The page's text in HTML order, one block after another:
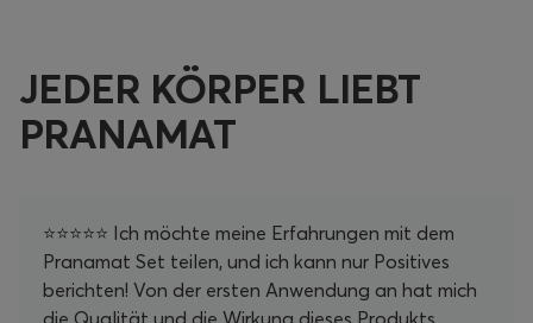
JEDER KÖRPER LIEBT
PRANAMAT
⭐⭐⭐⭐⭐ Ich möchte meine Erfahrungen mit dem
Pranamat Set teilen, und ich kann nur Positives
berichten! Von der ersten Anwendung an hat mich